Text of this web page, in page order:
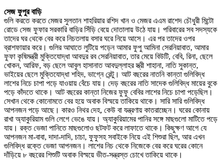
সেজ ফুপুর বাড়ি
গুলি করতে করতে মেজর সুলতান শাহরিয়ার রশিদ খান ও মেজর এএম রাশেদ চৌধুরী মিন্টো
রোডে সেজ ফুফার সরকারি বাড়ির সিঁড়ি বেয়ে দোতালায় উঠে যায়। পরিবারের সব সদস্যকে
তাদের ঘর থেকে বের করে নিচতলায় বসার ঘরে নিয়ে আসে। এর পর তাদের ওপর
ব্রাশফায়ার করে। গুলির আঘাতে লুটিয়ে পড়েন আমার ফুপু আমিনা সেরনিয়াবাত, আমার
ফুফা কৃষিমন্ত্রী মুক্তিযোদ্ধা আবদুর রব সেরনিয়াবাত, তার মেয়ে বিউটি, বেবি, রিনা, ছেলে
খোকন, আরিফ, বড় ছেলে আবুল হাসানাত আবদুল্লাহর স্ত্রী শাহানা, নাতি সুকান্ত,
ভাইয়ের ছেলে মুক্তিযোদ্ধা শহিদ, ভাগ্নে রেন্টু। আট বছরের নাতনি কান্তা গুলিবিদ্ধ
লাশের নিচে চাপা পড়ে যাওয়ায় বেঁচে যায়। দেড় বছরের নাতি সাদেক গুলিবিদ্ধ মায়ের বুকে
পড়ে কাঁদতে থাকে। আট বছরের কান্তা নিজের ফুফু বেবির লাশের নিচে চাপা পড়েছিল।
সেখান থেকে কোনোমতে বের হয়ে অবাক বিস্ময়ে তাকিয়ে থাকে। সারি সারি গুলিবিদ্ধ
আপনজন পড়ে আছে। কারও নিথর দেহ, কেউ বা যন্ত্রণায় কাতরাচ্ছেন। ঘরের কোনায়
রাখা অ্যাকুরিয়াম গুলি লেগে ভেঙে যায়। অ্যাকুরিয়ামের পানির সঙ্গে মাছগুলো মাটিতে পড়ে
যায়। রক্ত ভেজা পানিতে মাছগুলোও ছটফট করে লাফাতে থাকে। কিছুক্ষণ আগে যে
আপনজন মা-বাবা, দাদা-দাদি, চাচা, ফুফুসহ সবাইকে নিয়ে এই শিশুরা ছিল, আর এখন
গুলিবিদ্ধ রক্তে ভেজা আপনজন। লাশের নিচ থেকে নিজেকে বের করে ঘরের কোনে
দাঁড়িয়ে ৮ বছরের শিশুটি অবাক বিস্ময়ে ভীত-সন্ত্রস্ত চোখে তাকিয়ে থাকে।